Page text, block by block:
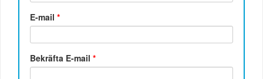
E-mail*
Bekräfta E-mail*